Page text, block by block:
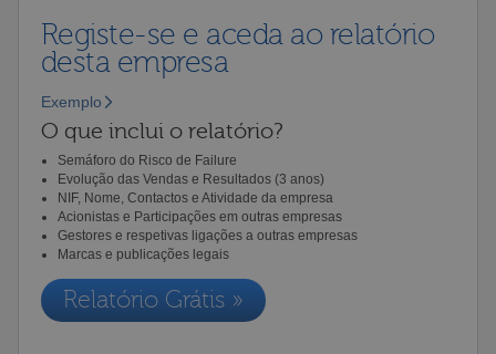
Registe-se e aceda ao relatório
desta empresa
Exemplo
O que inclui o relatório?
Semáforo do Risco de Failure
Evolução das Vendas e Resultados (3 anos)
NIF, Nome, Contactos e Atividade da empresa
Acionistas e Participações em outras empresas
Gestores e respetivas ligações a outras empresas
Marcas e publicações legais
Relatório Grátis »